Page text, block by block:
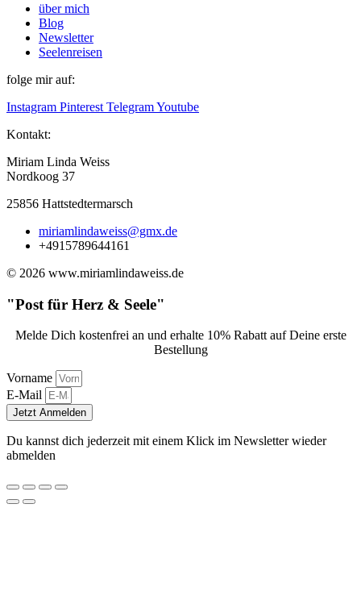
über mich
Blog
Newsletter
Seelenreisen
folge mir auf:
Instagram Pinterest TelegramYoutube
Kontakt:
Miriam Linda Weiss
Nordkoog 37
25856 Hattstedtermarsch
miriamlindaweiss@gmx.de
+4915789644161
© 2026 www.miriamlindaweiss.de
"Post für Herz & Seele"
Melde Dich kostenfrei an und erhalte 10% Rabatt auf Deine erste
Bestellung
Vorname
E-Mail
Jetzt Anmelden
Du kannst dich jederzeit mit einem Klick im Newsletter wieder
abmelden